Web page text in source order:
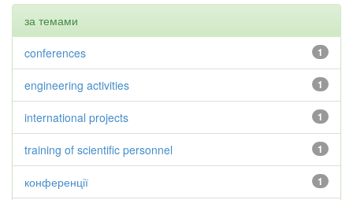
за темами
1
conferences
1
engineering activities
1
international projects
1
training of scientific personnel
1
конференції